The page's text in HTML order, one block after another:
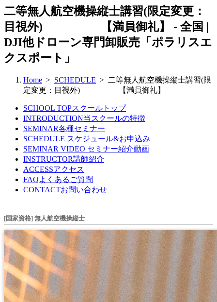
二等無人航空機操縦士講習(限定変更：
目視外) 【満員御礼】 - 全国 |
DJI他ドローン専門卸販売「ポラリスエ
クスポート」
Home > SCHEDULE > 二等無人航空機操縦士講習(限
定変更：目視外) 【満員御礼】
SCHOOL TOPスクールトップ
INTRODUCTION当スクールの特徴
SEMINAR各種セミナー
SCHEDULE スケジュール&お申込み
SEMINAR VIDEO セミナー紹介動画
INSTRUCTOR講師紹介
ACCESSアクセス
FAQよくあるご質問
CONTACTお問い合わせ
[国家資格] 無人航空機操縦士